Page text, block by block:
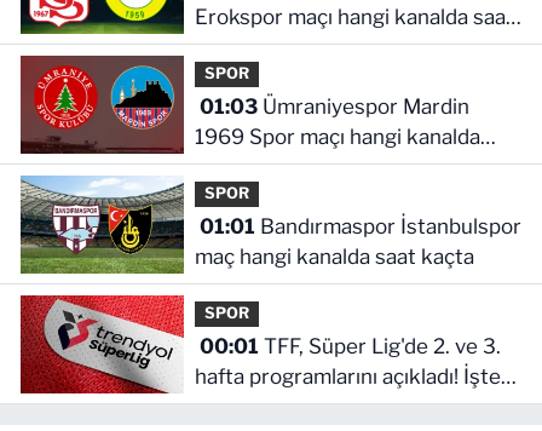
Erokspor maçı hangi kanalda saat
kaçta
SPOR
01:03Ümraniyespor Mardin
1969 Spor maçı hangi kanalda
saat kaçta!
SPOR
01:01
maç hangi kanalda saat kaçta
SPOR
00:01
hafta programlarını açıkladı! İşte
maçların başlama saati